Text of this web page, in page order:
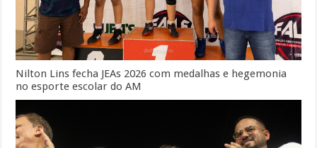
Nilton Lins fecha JEAs 2026 com medalhas e hegemonia
no esporte escolar do AM